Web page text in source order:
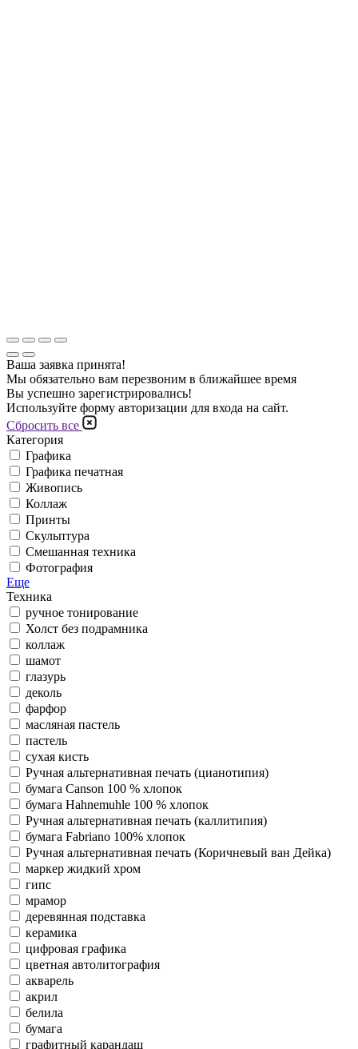
Ваша заявка принята!
Мы обязательно вам перезвоним в ближайшее время
Вы успешно зарегистрировались!
Используйте форму авторизации для входа на сайт.
Сбросить все
Категория
Графика
Графика печатная
Живопись
Коллаж
Принты
Скульптура
Смешанная техника
Фотография
Еще
Техника
ручное тонирование
Холст без подрамника
коллаж
шамот
глазурь
деколь
фарфор
масляная пастель
пастель
сухая кисть
Ручная альтернативная печать (цианотипия)
бумага Canson 100 % хлопок
бумага Hahnemuhle 100 % хлопок
Ручная альтернативная печать (каллитипия)
бумага Fabriano 100% хлопок
Ручная альтернативная печать (Коричневый ван Дейка)
маркер жидкий хром
гипс
мрамор
деревянная подставка
керамика
цифровая графика
цветная автолитография
акварель
акрил
белила
бумага
графитный карандаш